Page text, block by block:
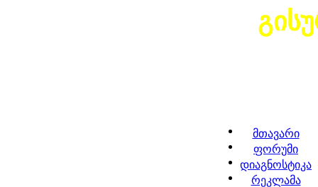
მთავარი
ფორუმი
დიაგნოსტიკა
რეკლამა